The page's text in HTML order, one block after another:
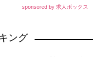
sponsored by 求人ボックス
ング